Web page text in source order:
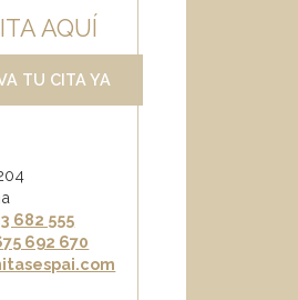
AQUÍ
TU CITA YA
682 555
692 670